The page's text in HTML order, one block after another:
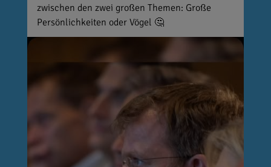
zwischen den zwei großen Themen: Große
Persönlichkeiten oder Vögel 🤔